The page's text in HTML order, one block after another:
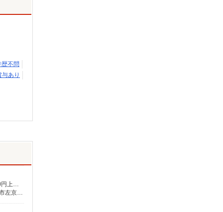
歴不問
あり
月給231,000円〜239,000円（地域・資格による） ★介護福祉士の方は月給20,000円加算（資格手当） 別途交通費支給（30,000円上限／月） 別途残業手当（月平均残業時間15時間）残業代全額支給
■京都府 【在宅介護センター長岡京】京都府長岡京市一里塚2番地44 一里塚テナント1F 【在宅介護センター左京】京都府京都市左京区夷川通新間之町西入石原町281番地4 不破マンション南棟T001号室 【在宅介護センター京都伏見】京都府京都市伏見区石田大受町42番地1 醍醐アーバン2階201号室 【在宅介護センター京都北】京都府京都市北区出雲路立テ本町7 大成ビル1階南テナント ■奈良県 【在宅介護センター大和郡山】奈良県大和郡山市南郡山町330番地1 吉田テナント1階1号室 【在宅介護センター橿原】奈良県橿原市中曽司町132-14